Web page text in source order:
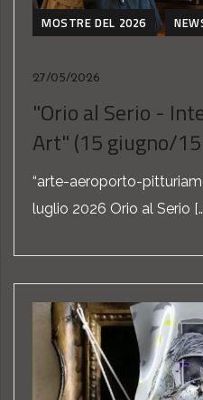
MOSTRE DEL 2026
27/05/2026
"Orio al Serio -
Art" (15 giugno/
“arte-aeroporto-
luglio 2026 Orio al Serio